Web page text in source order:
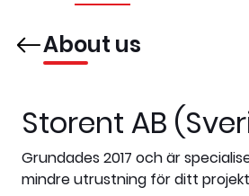
About us
Storent AB
Grundades 2017 och är
mindre utrustning för ditt